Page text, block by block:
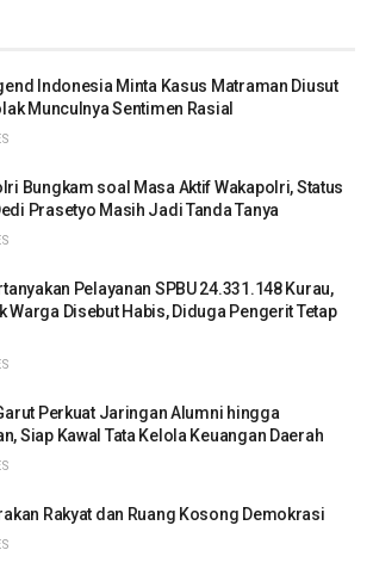
Indonesia Minta Kasus Matraman Diusut
Munculnya Sentimen Rasial
Bungkam soal Masa Aktif Wakapolri, Status
Prasetyo Masih Jadi Tanda Tanya
Pelayanan SPBU 24.331.148 Kurau,
Warga Disebut Habis, Diduga Pengerit Tetap
Perkuat Jaringan Alumni hingga
Siap Kawal Tata Kelola Keuangan Daerah
Rakyat dan Ruang Kosong Demokrasi